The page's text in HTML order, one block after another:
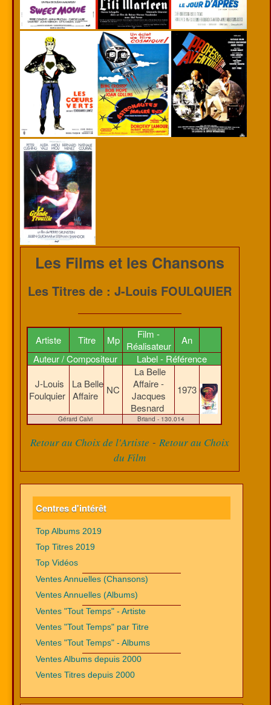
Les Films et les Chansons
Les Titres de : J-Louis FOULQUIER
Artiste Titre Mp
Film -
Réalisateur
An
Auteur / Compositeur
Label - Référence
J-Louis
Foulquier
La Belle
Affaire
NC
La Belle
Affaire -
Jacques
Besnard
1973
Gérard Calvi Briand - 130.014
Retour au Choix de l'Artiste - Retour au Choix
du Film
Centres d'intérêt
Top Albums 2019
Top Titres 2019
Top Vidéos
Ventes Annuelles (Chansons)
Ventes Annuelles (Albums)
Ventes "Tout Temps" - Artiste
Ventes "Tout Temps" par Titre
Ventes "Tout Temps" - Albums
Ventes Albums depuis 2000
Ventes Titres depuis 2000